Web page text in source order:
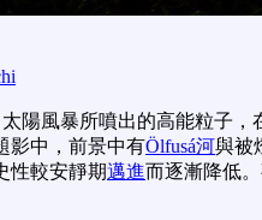
陽風暴所噴出的高能粒子，
影中，前景中有Ölfusá河與被
性較安靜期邁進而逐漸降低